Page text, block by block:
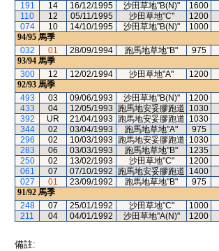
191
14 16/12/1995 沙田草地"B(N)" 1600
110
12 05/11/1995 沙田草地"C" 1200
074
10 14/10/1995 沙田草地"B(N)" 1000
94/95 馬季
032
01 28/09/1994 跑馬地草地"B" 975
93/94 馬季
300
12 12/02/1994 沙田草地"A" 1200
92/93 馬季
493
03 09/06/1993 沙田草地"B(N)" 1200
433
04 12/05/1993 跑馬地安妥膠跑道 1030
392
UR 21/04/1993 跑馬地安妥膠跑道 1030
344
02 03/04/1993 跑馬地草地"A" 975
296
02 10/03/1993 跑馬地安妥膠跑道 1030
283
06 03/03/1993 跑馬地草地"B" 1235
250
02 13/02/1993 沙田草地"C" 1200
061
07 07/10/1992 跑馬地安妥膠跑道 1400
027
01 23/09/1992 跑馬地草地"B" 975
91/92 馬季
248
07 25/01/1992 沙田草地"C" 1000
211
04 04/01/1992 沙田草地"A(N)" 1200
備註: